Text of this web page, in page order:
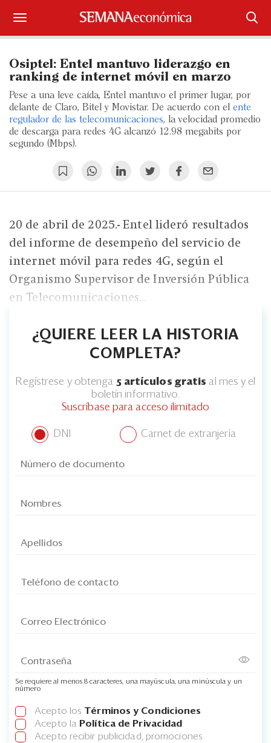
Iniciar sesión
Portada
¿Qué está pasando?
Legal y Política
Blogs
Ranking CEO
Edición Impresa
Osiptel: Entel mantuvo liderazgo en
ranking de internet móvil en marzo
Pese a una leve caída, Entel mantuvo el primer lugar, por
delante de Claro, Bitel y Movistar. De acuerdo con el ente
regulador de las telecomunicaciones, la velocidad promedio
de descarga para redes 4G alcanzó 12.98 megabits por
segundo (Mbps).
20 de abril de 2025.- Entel lideró resultados
del informe de desempeño del servicio de
internet móvil para redes 4G, según el
Organismo Supervisor de Inversión Pública
en Telecomunicaciones...
¿QUIERE LEER LA HISTORIA
COMPLETA?
Regístrese y obtenga 5 artículos gratis al mes y el
boletín informativo.
Suscríbase para acceso ilimitado
DNI Carnet de extranjería
Se requiere al menos 8 caracteres, una mayúscula, una minúscula y un
número
Acepto los Términos y Condiciones
Acepto la Política de Privacidad
Acepto recibir publicidad, promociones